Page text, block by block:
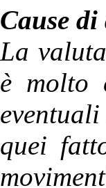
Cause
La
è molto
quei